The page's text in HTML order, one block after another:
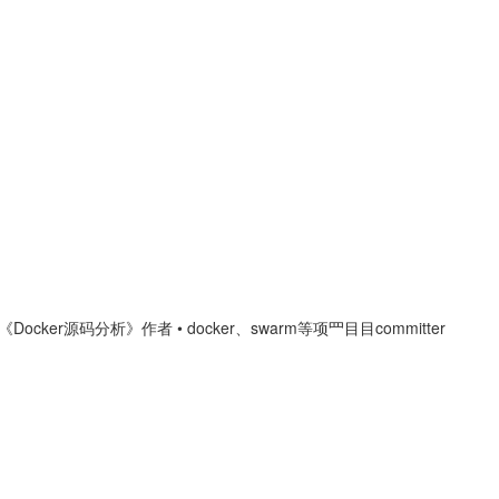
Docker源码分析》作者 • docker、swarm等项⺫⽬目committer